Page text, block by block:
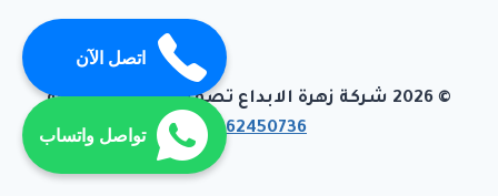
© 2026 شركة زهرة الابداع تصميم وبرمجة تيفاجو
01062450736
اتصل الآن
تواصل واتساب